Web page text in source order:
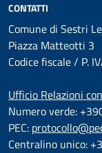
CONTATTI
Comune di Sestri
Piazza Matteotti 3
Codice fiscale / P.
Ufficio Relazioni
Numero verde:
PEC:
Centralino unico: